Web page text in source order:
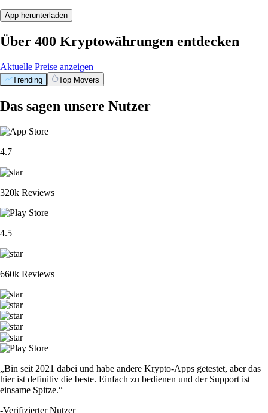
App herunterladen
Über 400 Kryptowährungen entdecken
Aktuelle Preise anzeigen
Trending Top Movers
Das sagen unsere Nutzer
4.7
320k Reviews
4.5
660k Reviews
„Bin seit 2021 dabei und habe andere Krypto-Apps getestet, aber das
hier ist definitiv die beste. Einfach zu bedienen und der Support ist
einsame Spitze.“
-Verifizierter Nutzer